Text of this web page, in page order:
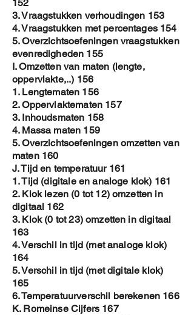
152
3. Vraagstukken verhoudingen 153
4. Vraagstukken met percentages 154
5. Overzichtsoefeningen vraagstukken
evenredigheden 155
I. Omzetten van maten (lengte,
oppervlakte,..) 156
1. Lengtematen 156
2. Oppervlaktematen 157
3. Inhoudsmaten 158
4. Massa maten 159
5. Overzichtsoefeningen omzetten van
maten 160
J. Tijd en temperatuur 161
1. Tijd (digitale en analoge klok) 161
2. Klok lezen (0 tot 12) omzetten in
digitaal 162
3. Klok (0 tot 23) omzetten in digitaal
163
4. Verschil in tijd (met analoge klok)
164
5. Verschil in tijd (met digitale klok)
165
6. Temperatuurverschil berekenen 166
K. Romeinse Cijfers 167